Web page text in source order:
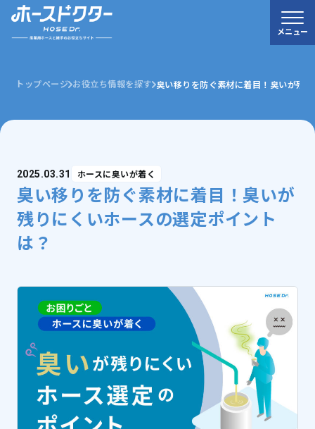
0120-52-3132
メニュー
トップページ お役立ち情報を探す 臭い移りを防ぐ素材に着目！臭いが残
2025.03.31 ホースに臭いが着く
臭い移りを防ぐ素材に着目！臭いが
残りにくいホースの選定ポイント
は？